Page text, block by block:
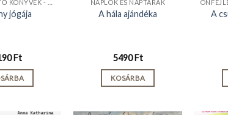
jógája
Ft
NAPLÓK ÉS NAPTÁRAK
A hála ajándéka
5490Ft
KOSÁRBA
A